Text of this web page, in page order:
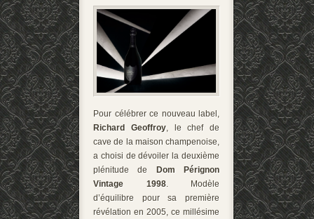
Pour célébrer ce nouveau label,
Richard Geoffroy, le chef de
cave de la maison champenoise,
a choisi de dévoiler la deuxième
plénitude de Dom Pérignon
Vintage 1998. Modèle
d’équilibre pour sa première
révélation en 2005, ce millésime